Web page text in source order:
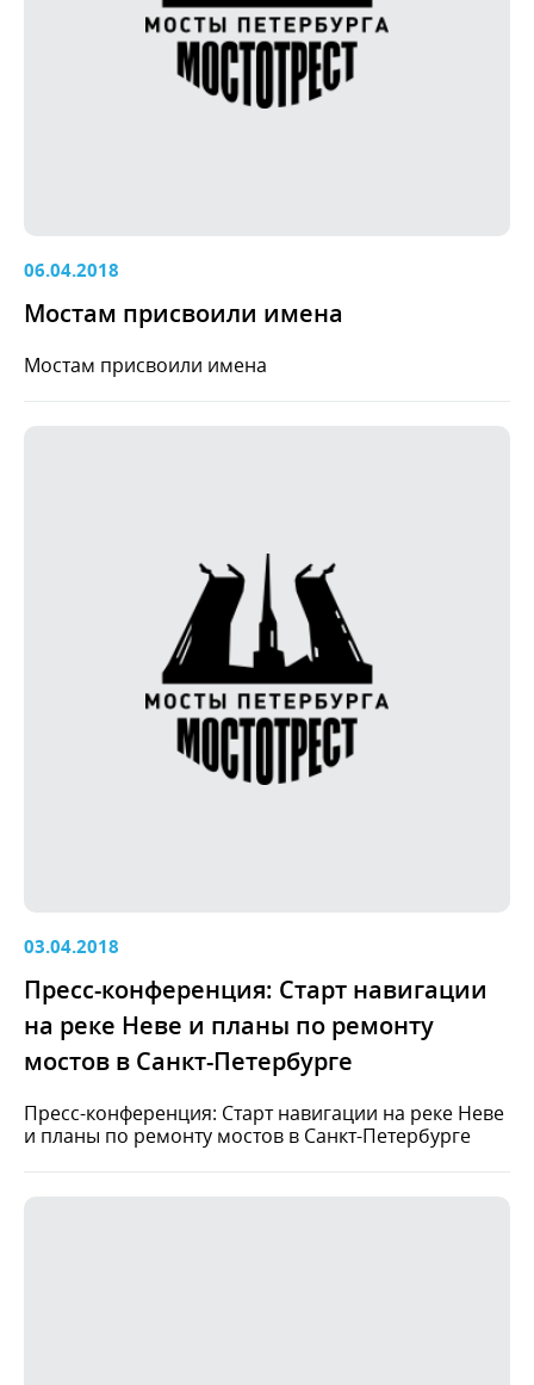
06.04.2018
Мостам присвоили имена
Мостам присвоили имена
03.04.2018
Пресс-конференция: Старт навигации
на реке Неве и планы по ремонту
мостов в Санкт-Петербурге
Пресс-конференция: Старт навигации на реке Неве
и планы по ремонту мостов в Санкт-Петербурге